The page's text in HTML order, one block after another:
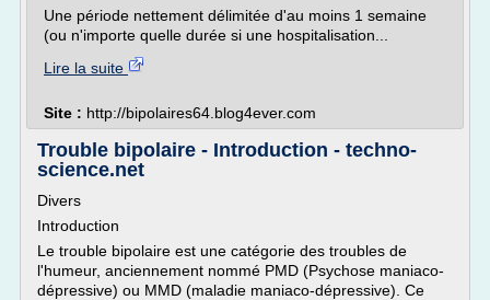
Une période nettement délimitée d'au moins 1 semaine
(ou n'importe quelle durée si une hospitalisation...
Lire la suite
Site : http://bipolaires64.blog4ever.com
Trouble bipolaire - Introduction - techno-
science.net
Divers
Introduction
Le trouble bipolaire est une catégorie des troubles de
l'humeur, anciennement nommé PMD (Psychose maniaco-
dépressive) ou MMD (maladie maniaco-dépressive). Ce